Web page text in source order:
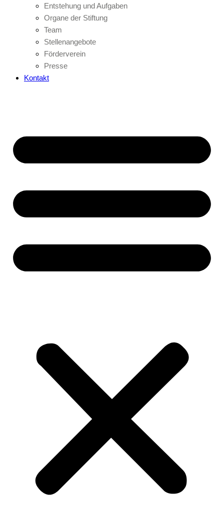
Entstehung und Aufgaben
Organe der Stiftung
Team
Stellenangebote
Förderverein
Presse
Kontakt